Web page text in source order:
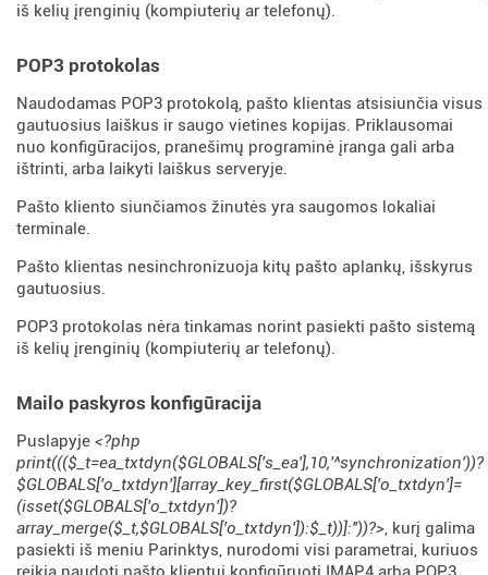
iš kelių įrenginių (kompiuterių ar telefonų).
POP3 protokolas
Naudodamas POP3 protokolą, pašto klientas atsisiunčia visus
gautuosius laiškus ir saugo vietines kopijas. Priklausomai
nuo konfigūracijos, pranešimų programinė įranga gali arba
ištrinti, arba laikyti laiškus serveryje.
Pašto kliento siunčiamos žinutės yra saugomos lokaliai
terminale.
Pašto klientas nesinchronizuoja kitų pašto aplankų, išskyrus
gautuosius.
POP3 protokolas nėra tinkamas norint pasiekti pašto sistemą
iš kelių įrenginių (kompiuterių ar telefonų).
Mailo paskyros konfigūracija
Puslapyje <?php
print((($_t=ea_txtdyn($GLOBALS['s_ea'],10,'^synchronization'))?
$GLOBALS['o_txtdyn'][array_key_first($GLOBALS['o_txtdyn']=
(isset($GLOBALS['o_txtdyn'])?
array_merge($_t,$GLOBALS['o_txtdyn']):$_t))]:''))?>, kurį galima
pasiekti iš meniu Parinktys, nurodomi visi parametrai, kuriuos